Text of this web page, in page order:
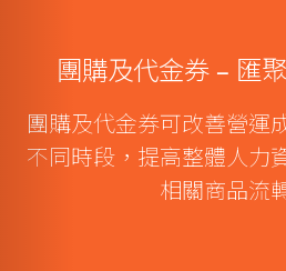
團購及代金券 – 匯
團購及代金券可改善營運
不同時段，提高整體人力
相關商品流